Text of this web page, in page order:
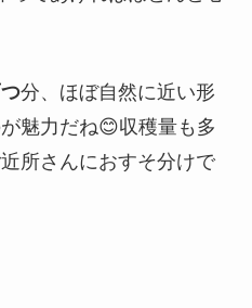
分、ほぼ自然に近い形
魅力だね😊収穫量も多
所さんにおすそ分けで